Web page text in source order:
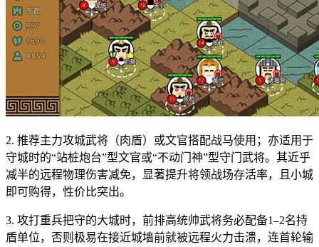
2. 推荐主力攻城武将（肉盾）或文官搭配战马使用；亦适用于
守城时的“站桩炮台”型文官或“不动门神”型守门武将。其近乎
减半的远程物理伤害减免，显著提升将领战场存活率，且小城
即可购得，性价比突出。
3. 攻打重兵把守的大城时，前排高统帅武将务必配备1–2名持
盾单位，否则极易在接近城墙前就被远程火力击溃，连首轮输